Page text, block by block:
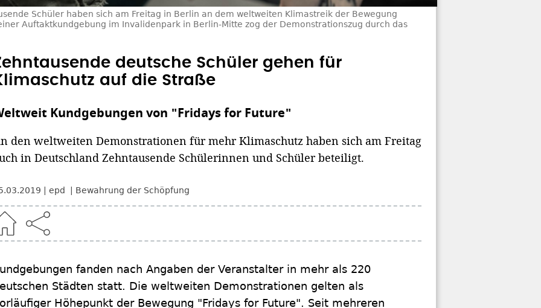
Schüler haben sich am Freitag in Berlin an dem weltweiten Klimastreik der Bewegung
Auftaktkundgebung im Invalidenpark in Berlin-Mitte zog der Demonstrationszug durch das
deutsche Schüler gehen für
auf die Straße
Kundgebungen von "Fridays for Future"
den weltweiten Demonstrationen für mehr Klimaschutz haben sich am Freitag
in Deutschland Zehntausende Schülerinnen und Schüler beteiligt.
epd Bewahrung der Schöpfung
fanden nach Angaben der Veranstalter in mehr als 220
Städten statt. Die weltweiten Demonstrationen gelten als
Höhepunkt der Bewegung "Fridays for Future". Seit mehreren